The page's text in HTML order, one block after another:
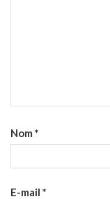
Nom *
E-mail *